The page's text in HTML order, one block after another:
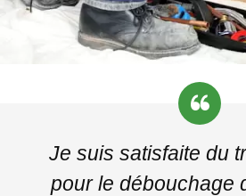
Je suis satisfaite du
pour le débouchage